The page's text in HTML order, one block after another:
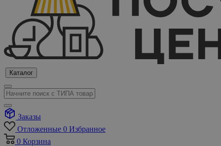
Каталог
Заказы
Отложенные 0 Избранное
0 Корзина